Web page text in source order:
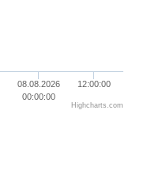
08.08.2026
00:00:00
12:00:00
Highcharts.com